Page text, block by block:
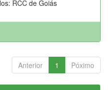
RCC de Goiás
Anterior 1 Póximo